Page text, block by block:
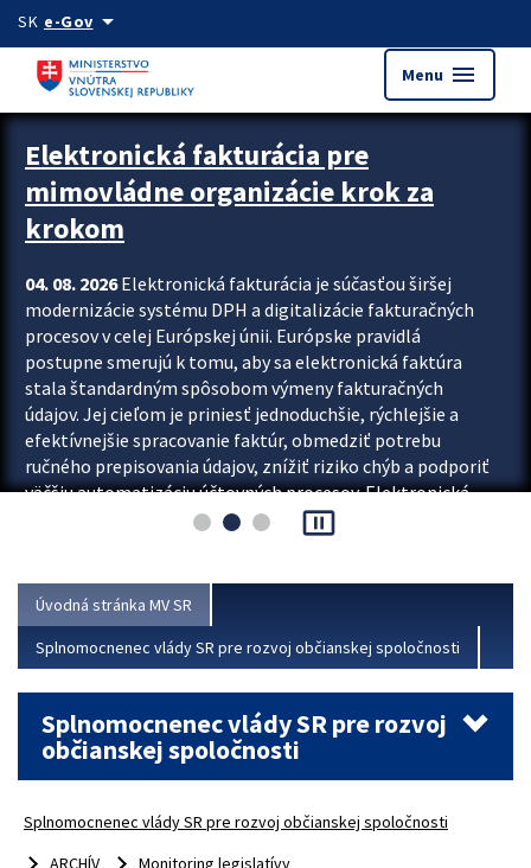
Preskocit na hlavný obsah
SK e-Govarrow_drop_down
Menu menu
Zastavit automatický posun upútavok
Elektronická fakturácia pre
mimovládne organizácie krok za
krokom
04. 08. 2026Elektronická fakturácia je súčasťou širšej
modernizácie systému DPH a digitalizácie fakturačných
procesov v celej Európskej únii. Európske pravidlá
postupne smerujú k tomu, aby sa elektronická faktúra
stala štandardným spôsobom výmeny fakturačných
údajov. Jej cieľom je priniesť jednoduchšie, rýchlejšie a
efektívnejšie spracovanie faktúr, obmedziť potrebu
ručného prepisovania údajov, znížiť riziko chýb a podporiť
väčšiu automatizáciu účtovných procesov. Elektronická
fakturácia preto nepredstavuje...
pause_presentation
Úvodná stránka MV SR
Splnomocnenec vlády SR pre rozvoj občianskej spoločnosti
Splnomocnenec vlády SR pre rozvoj
občianskej spoločnosti
Splnomocnenec vlády SR pre rozvoj občianskej spoločnosti
ARCHÍV
Monitoring legislatívy